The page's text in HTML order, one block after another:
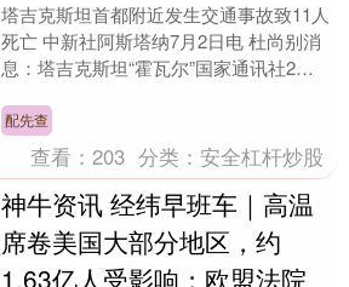
塔吉克斯坦首都附近发生交通事故致11人
死亡 中新社阿斯塔纳7月2日电 杜尚别消
息：塔吉克斯坦“霍瓦尔”国家通讯社2日
近一公路....
配先查
查看：203 分类：安全杠杆炒股
神牛资讯 经纬早班车｜高温
席卷美国大部分地区，约
1.63亿人受影响；欧盟法院